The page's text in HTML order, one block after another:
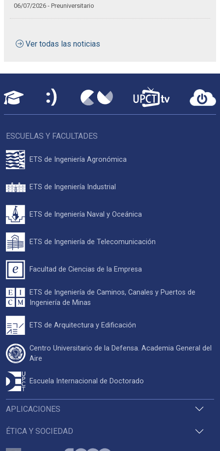
06/07/2026 - Preuniversitario
Ver todas las noticias
APLICACIONES
ÉTICA Y SOCIEDAD
ESCUELAS Y FACULTADES
ETS de Ingeniería Agronómica
ETS de Ingeniería Industrial
ETS de Ingeniería Naval y Oceánica
ETS de Ingeniería de Telecomunicación
Facultad de Ciencias de la Empresa
ETS de Ingeniería de Caminos, Canales y Puertos de
Ingeniería de Minas
ETS de Arquitectura y Edificación
Centro Universitario de la Defensa. Academia General del
Aire
Escuela Internacional de Doctorado